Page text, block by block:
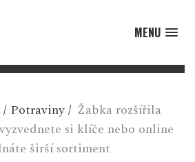
MENU
/ Potraviny/ Žabka rozšířila
si klíče nebo online
širší sortiment